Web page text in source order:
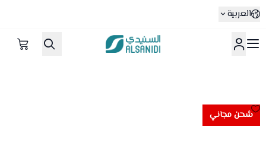
العربية
متجر السنيدي
شحن مجاني